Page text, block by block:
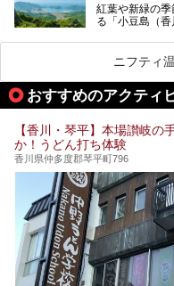
つご紹介します
紅葉や新緑の
る「小豆島（香
1周すると
たく風景がち
この記事では
表する３つの大
ュー！お楽し
ニフティ
おすすめのアクティ
【香川・琴平】本場讃岐の
か！うどん打ち体験
香川県仲多度郡琴平町796